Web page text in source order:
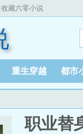
收藏六零小说
重生穿越 都市
职业替